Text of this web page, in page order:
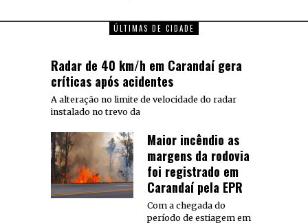
ÚLTIMAS DE CIDADE
Radar de 40 km/h em Carandaí gera
críticas após acidentes
A alteração no limite de velocidade do radar
instalado no trevo da
Maior incêndio as
margens da rodovia
foi registrado em
Carandaí pela EPR
Com a chegada do
período de estiagem em